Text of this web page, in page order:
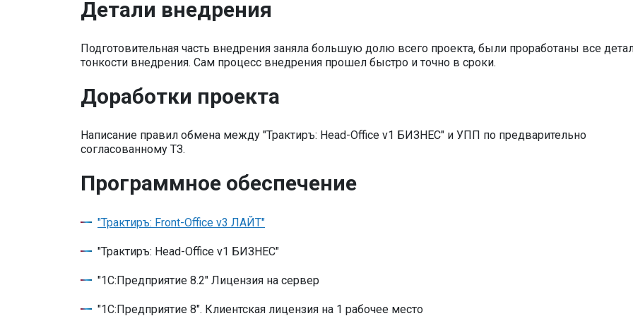
Детали внедрения
Подготовительная часть внедрения заняла большую долю всего проекта, были проработаны все
тонкости внедрения. Сам процесс внедрения прошел быстро и точно в сроки.
Доработки проекта
Написание правил обмена между "Трактиръ: Head-Office v1 БИЗНЕС" и УПП по предварительно
согласованному ТЗ.
Программное обеспечение
"Трактиръ: Front-Office v3 ЛАЙТ"
"Трактиръ: Head-Office v1 БИЗНЕС"
"1С:Предприятие 8.2" Лицензия на сервер
"1С:Предприятие 8". Клиентская лицензия на 1 рабочее место